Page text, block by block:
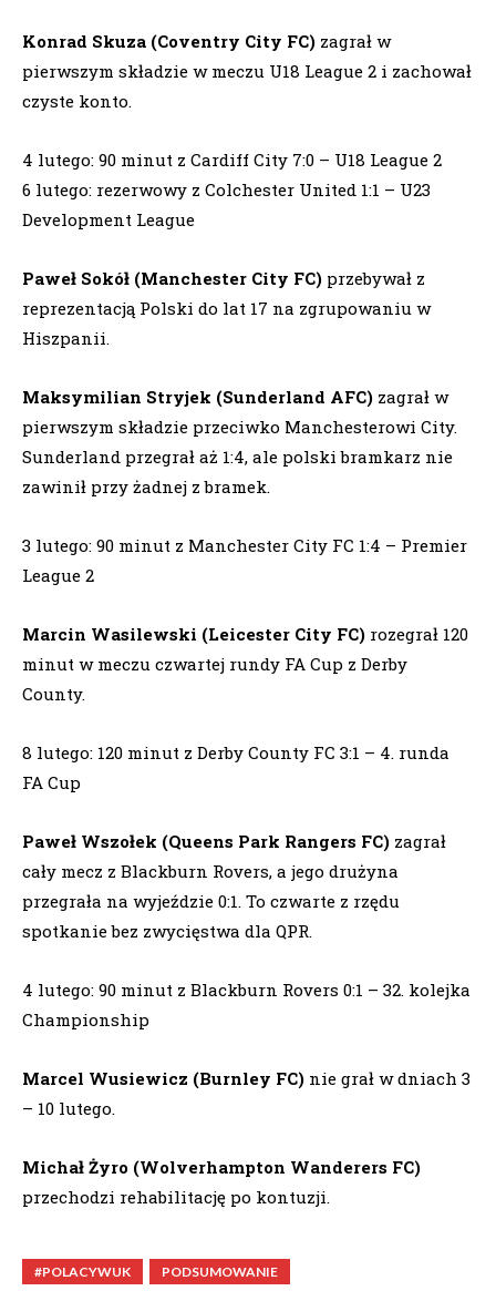
Konrad Skuza (Coventry City FC) zagrał w
pierwszym składzie w meczu U18 League 2 i zachował
czyste konto.
4 lutego: 90 minut z Cardiff City 7:0 – U18 League 2
6 lutego: rezerwowy z Colchester United 1:1 – U23
Development League
Paweł Sokół (Manchester City FC) przebywał z
reprezentacją Polski do lat 17 na zgrupowaniu w
Hiszpanii.
Maksymilian Stryjek (Sunderland AFC) zagrał w
pierwszym składzie przeciwko Manchesterowi City.
Sunderland przegrał aż 1:4, ale polski bramkarz nie
zawinił przy żadnej z bramek.
3 lutego: 90 minut z Manchester City FC 1:4 – Premier
League 2
Marcin Wasilewski (Leicester City FC) rozegrał 120
minut w meczu czwartej rundy FA Cup z Derby
County.
8 lutego: 120 minut z Derby County FC 3:1 – 4. runda
FA Cup
Paweł Wszołek (Queens Park Rangers FC) zagrał
cały mecz z Blackburn Rovers, a jego drużyna
przegrała na wyjeździe 0:1. To czwarte z rzędu
spotkanie bez zwycięstwa dla QPR.
4 lutego: 90 minut z Blackburn Rovers 0:1 – 32. kolejka
Championship
Marcel Wusiewicz (Burnley FC) nie grał w dniach 3
– 10 lutego.
Michał Żyro (Wolverhampton Wanderers FC)
przechodzi rehabilitację po kontuzji.
#POLACYWUK PODSUMOWANIE